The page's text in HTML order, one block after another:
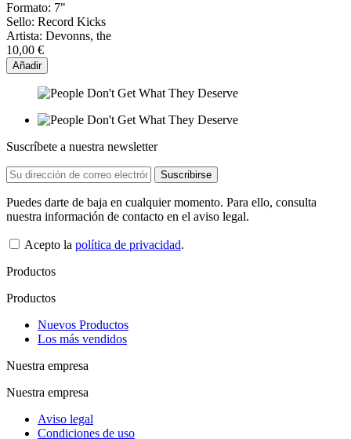
Formato: 7"
Sello: Record Kicks
Artista: Devonns, the
10,00 €
Añadir
Suscríbete a nuestra newsletter
Puedes darte de baja en cualquier momento. Para ello, consulta
nuestra información de contacto en el aviso legal.
Acepto la política de privacidad.
Productos
Productos
Nuevos Productos
Los más vendidos
Nuestra empresa
Nuestra empresa
Aviso legal
Condiciones de uso